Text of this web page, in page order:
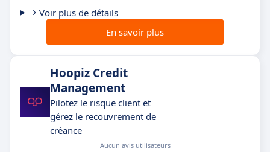
Voir plus de détails
En savoir plus
Hoopiz Credit
Management
Pilotez le risque client et
gérez le recouvrement de
créance
Aucun avis utilisateurs